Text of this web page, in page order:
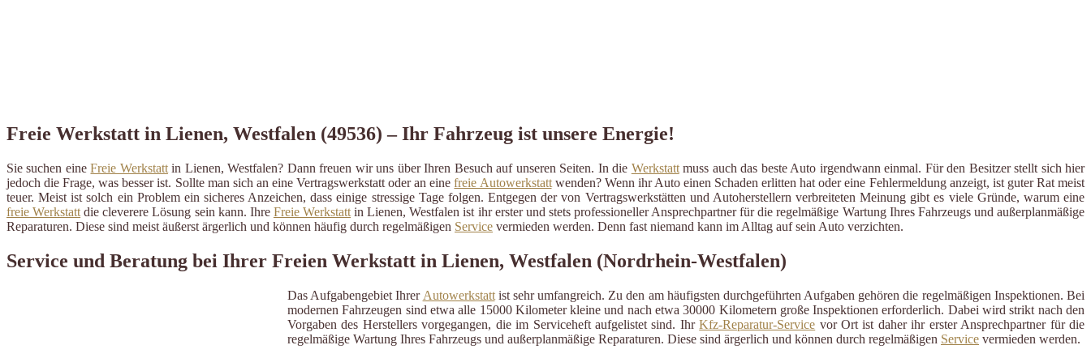
Freie Werkstatt in Lienen, Westfalen (49536) – Ihr Fahrzeug ist unsere Energie!
Sie suchen eineFreie Werkstattin Lienen, Westfalen? Dann freuen wir uns über Ihren Besuch auf unseren Seiten. In die Werkstattmuss auch das beste Auto irgendwann einmal. Für den Besitzer stellt sich hier
jedoch die Frage, was besser ist. Sollte man sich an eine Vertragswerkstatt oder an einefreie Autowerkstattwenden? Wenn ihr Auto einen Schaden erlitten hat oder eine Fehlermeldung anzeigt, ist guter Rat meist
teuer. Meist ist solch ein Problem ein sicheres Anzeichen, dass einige stressige Tage folgen. Entgegen der von Vertragswerkstätten und Autoherstellern verbreiteten Meinung gibt es viele Gründe, warum eine
freie Werkstatt die cleverere Lösung sein kann. Ihre Freie Werkstatt in Lienen, Westfalen ist ihr erster und stets professioneller Ansprechpartner für die regelmäßige Wartung Ihres Fahrzeugs und außerplanmäßige
Reparaturen. Diese sind meist äußerst ärgerlich und können häufig durch regelmäßigen Service vermieden werden. Denn fast niemand kann im Alltag auf sein Auto verzichten.
Service und Beratung bei Ihrer Freien Werkstatt in Lienen, Westfalen (Nordrhein-Westfalen)
Das Aufgabengebiet Ihrer Autowerkstattist sehr umfangreich. Zu den am häufigsten durchgeführten Aufgaben gehören die regelmäßigen Inspektionen. Bei
modernen Fahrzeugen sind etwa alle 15000 Kilometer kleine und nach etwa 30000 Kilometern große Inspektionen erforderlich. Dabei wird strikt nach den
Vorgaben des Herstellers vorgegangen, die im Serviceheft aufgelistet sind. IhrKfz-Reparatur-Service vor Ort ist daher ihr erster Ansprechpartner für die
regelmäßige Wartung Ihres Fahrzeugs und außerplanmäßige Reparaturen. Diese sind ärgerlich und können durch regelmäßigen Service vermieden werden.